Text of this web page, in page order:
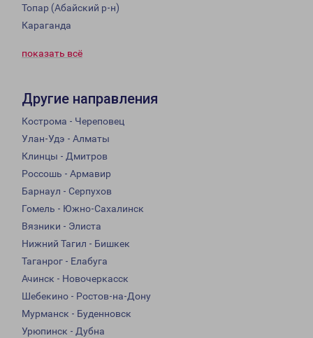
Топар (Абайский р-н)
Караганда
показать всё
Другие направления
Кострома - Череповец
Улан-Удэ - Алматы
Клинцы - Дмитров
Россошь - Армавир
Барнаул - Серпухов
Гомель - Южно-Сахалинск
Вязники - Элиста
Нижний Тагил - Бишкек
Таганрог - Елабуга
Ачинск - Новочеркасск
Шебекино - Ростов-на-Дону
Мурманск - Буденновск
Урюпинск - Дубна